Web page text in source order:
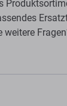
weitere